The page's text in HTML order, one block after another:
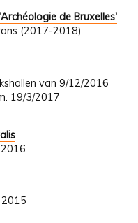
de Bruxelles'
(2017-2018)
van 9/12/2016
19/3/2017